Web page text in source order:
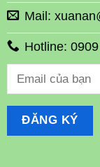
Mail:
Hotline: